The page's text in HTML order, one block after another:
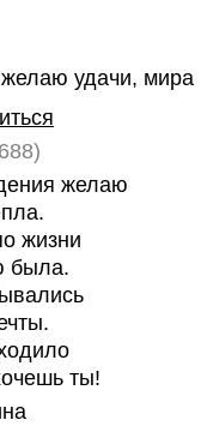
желаю
жизни
была.
ты!